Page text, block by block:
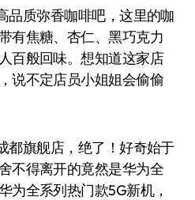
品质弥香咖啡吧，这里的咖
有焦糖、杏仁、黑巧克力
百般回味。想知道这家店
说不定店员小姐姐会偷偷
都旗舰店，绝了！好奇始于
不得离开的竟然是华为全
为全系列热门款5G新机，